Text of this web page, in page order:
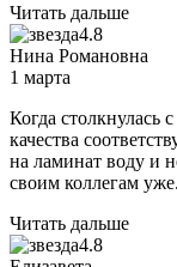
Читать дальше
4.8
Нина Романовна
1 марта
Когда столкнулась
качества
на ламинат воду и
своим коллегам уже.
Читать дальше
4.8